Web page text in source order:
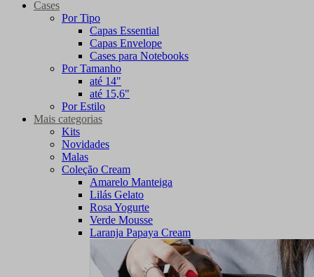
Cases
Por Tipo
Capas Essential
Capas Envelope
Cases para Notebooks
Por Tamanho
até 14"
até 15,6"
Por Estilo
Mais categorias
Kits
Novidades
Malas
Coleção Cream
Amarelo Manteiga
Lilás Gelato
Rosa Yogurte
Verde Mousse
Laranja Papaya Cream